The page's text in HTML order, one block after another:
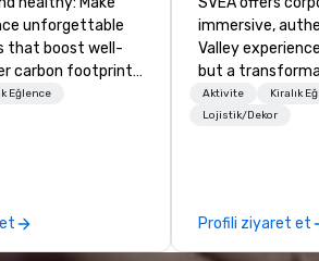
unforgettable
that boost well-
carbon footprints.
on the run with
Eğlence
immersive,
Valley
but a
and facilitate
innovation tours,
delegations,
corporate
Aktivite
Kiralık
Lojistik/Dekor
Profili ziyaret et